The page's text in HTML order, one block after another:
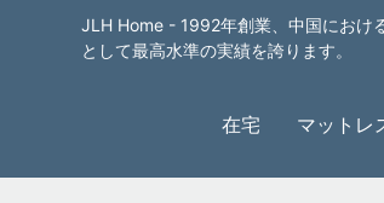
JLH Home - 1992年創業、中国におけ
として最高水準の実績を誇ります。
在宅 マットレ